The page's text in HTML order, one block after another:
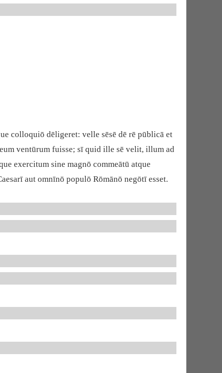
colloquiō dēligeret: velle sēsē dē rē pūblicā et
ventūrum fuisse; sī quid ille sē velit, illum ad
exercitum sine magnō commeātū atque
aut omnīnō populō Rōmānō negōtī esset.